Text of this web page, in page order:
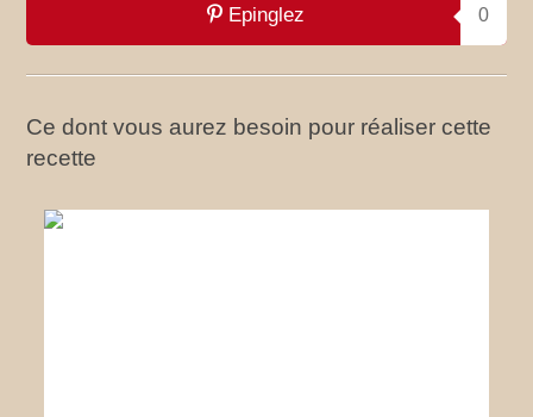
Epinglez 0
Ce dont vous aurez besoin pour réaliser cette
recette